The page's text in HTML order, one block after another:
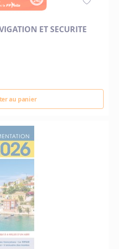
ET SECURITE
au panier